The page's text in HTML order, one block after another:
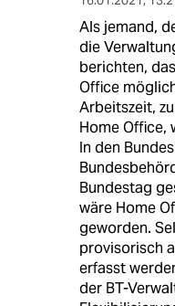
Als jemand,
die
berichten,
Office
Arbeitszeit,
Home Office,
In den
Bundestag
wäre Home
geworden.
provisorisch
erfasst
der BT-